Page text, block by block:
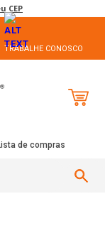
CEP
TRABALHE CONOSCO
de compras